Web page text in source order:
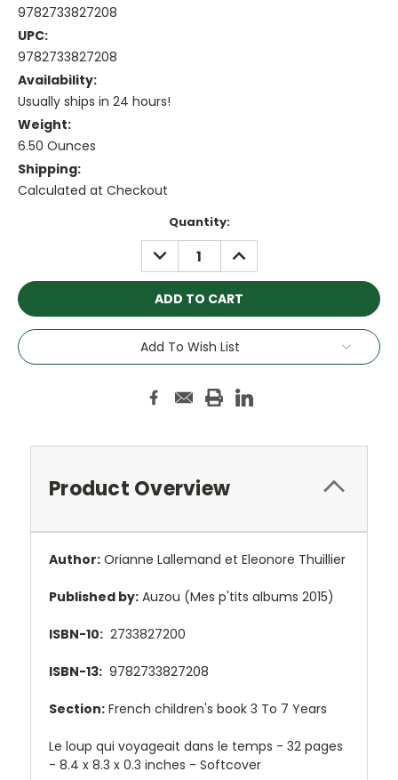
9782733827208
UPC:
9782733827208
Availability:
Usually ships in 24 hours!
Weight:
6.50 Ounces
Shipping:
Calculated at Checkout
Quantity:
DECREASE
QUANTITY:
INCREASE
QUANTITY:
Add To Wish List
Product Overview
Author: Orianne Lallemand et Eleonore Thuillier
Published by: Auzou (Mes p'tits albums 2015)
ISBN-10: 2733827200
ISBN-13: 9782733827208
Section: French children's book 3 To 7 Years
Le loup qui voyageait dans le temps - 32 pages
- 8.4 x 8.3 x 0.3 inches - Softcover